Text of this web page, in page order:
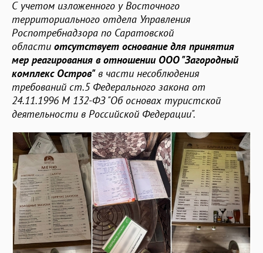
С учетом изложенного у Восточного
территориального отдела Управления
Роспотребнадзора по Саратовской
области отсутствует основание для принятия
мер реагирования в отношении ООО "Загородный
комплекс Остров"в части несоблюдения
требований ст.5 Федерального закона от
24.11.1996 М 132-ФЗ "Об основах туристской
деятельности в Российской Федерации".